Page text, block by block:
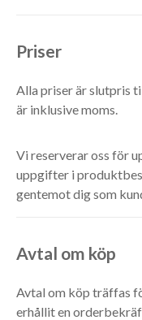
Priser
Alla priser är slutpris
är inklusive moms.
Vi reserverar oss för
uppgifter i
gentemot dig som
Avtal om köp
Avtal om köp träffas
erhållit en